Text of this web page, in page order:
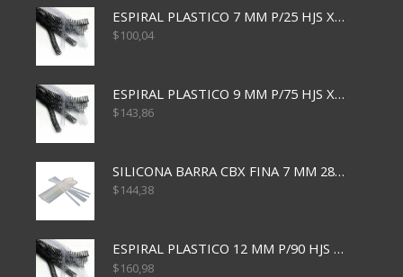
ESPIRAL PLASTICO 7 MM P/25 HJS X50x3000
$100,04
ESPIRAL PLASTICO 9 MM P/75 HJS X50X2400
$143,86
SILICONA BARRA CBX FINA 7 MM 28 CM
$144,38
ESPIRAL PLASTICO 12 MM P/90 HJS X50X1500
$160,98